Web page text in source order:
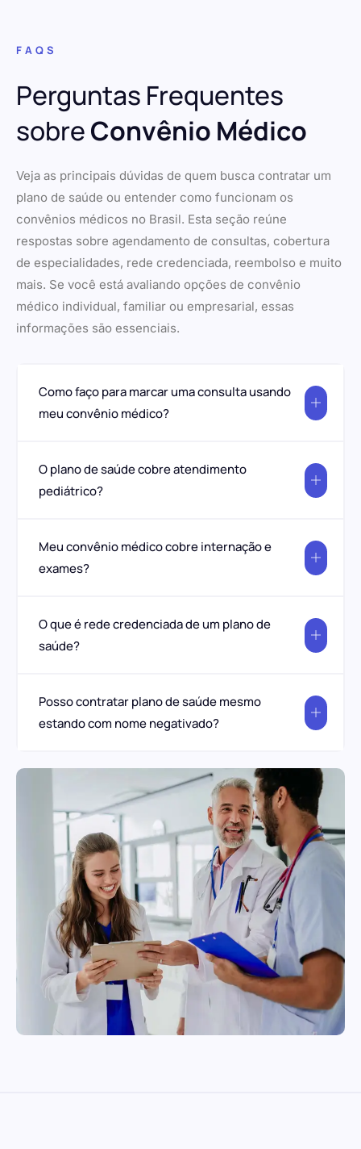
FAQS
Perguntas Frequentes
sobreConvênio Médico
Veja as principais dúvidas de quem busca contratar um
plano de saúde ou entender como funcionam os
convênios médicos no Brasil. Esta seção reúne
respostas sobre agendamento de consultas, cobertura
de especialidades, rede credenciada, reembolso e muito
mais. Se você está avaliando opções de convênio
médico individual, familiar ou empresarial, essas
informações são essenciais.
Como faço para marcar uma consulta usando
meu convênio médico?
O plano de saúde cobre atendimento
pediátrico?
Meu convênio médico cobre internação e
exames?
O que é rede credenciada de um plano de
saúde?
Posso contratar plano de saúde mesmo
estando com nome negativado?